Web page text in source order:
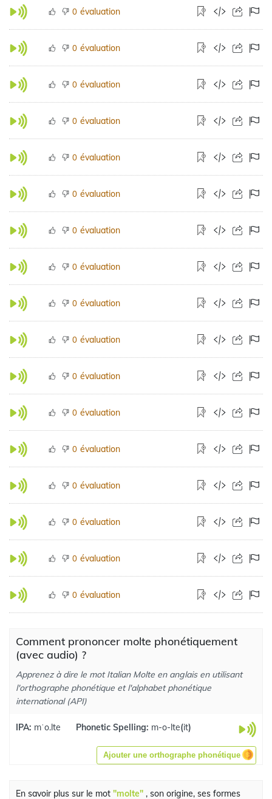
0 évaluation
0 évaluation
0 évaluation
0 évaluation
0 évaluation
0 évaluation
0 évaluation
0 évaluation
0 évaluation
0 évaluation
0 évaluation
0 évaluation
0 évaluation
0 évaluation
0 évaluation
0 évaluation
0 évaluation
Comment prononcer molte phonétiquement
(avec audio) ?
Apprenez à dire le mot Italian Molte en anglais en utilisant
l'orthographe phonétique et l'alphabet phonétique
international (API)
IPA: mˈo.lte Phonetic Spelling: m-o-lte(it)
Ajouter une orthographe phonétique
En savoir plus sur le mot "molte" , son origine, ses formes